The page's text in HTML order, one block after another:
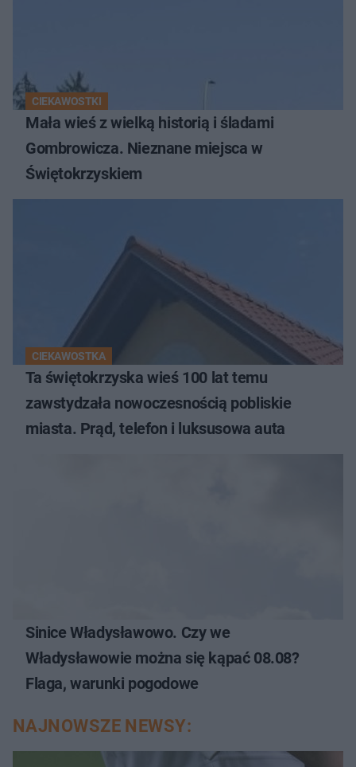
CIEKAWOSTKI
Mała wieś z wielką historią i śladami
Gombrowicza. Nieznane miejsca w
Świętokrzyskiem
CIEKAWOSTKA
Ta świętokrzyska wieś 100 lat temu
zawstydzała nowoczesnością pobliskie
miasta. Prąd, telefon i luksusowa auta
Sinice Władysławowo. Czy we
Władysławowie można się kąpać 08.08?
Flaga, warunki pogodowe
NAJNOWSZE NEWSY: